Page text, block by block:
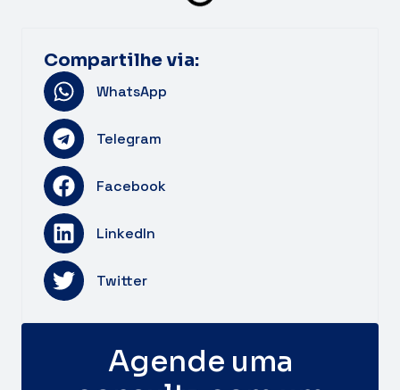
Compartilhe via:
WhatsApp
Telegram
Facebook
LinkedIn
Twitter
Agende uma